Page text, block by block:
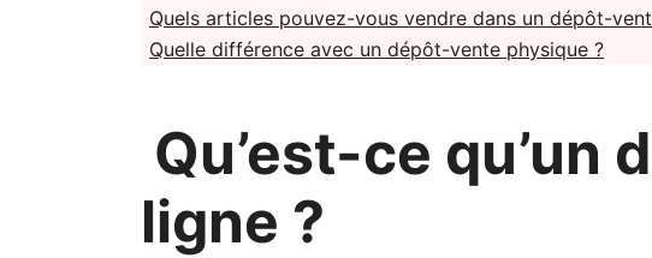
Quels articles pouvez-vous vendre dans un dépôt-
Quelle différence avec un dépôt-vente physique ?
Qu’est-ce qu’un
ligne ?